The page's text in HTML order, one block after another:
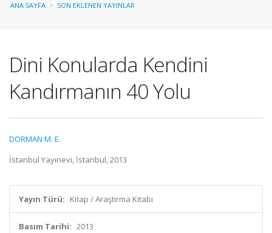
ANA SAYFA SON EKLENEN YAYINLAR
Dini Konularda Kendini
Kandırmanın 40 Yolu
DORMAN M. E.
İstanbul Yayınevi, İstanbul, 2013
Yayın Türü: Kitap / Araştırma Kitabı
Basım Tarihi: 2013